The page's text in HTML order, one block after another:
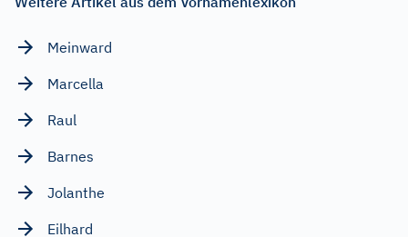
Meinward
Marcella
Raul
Barnes
Jolanthe
Eilhard